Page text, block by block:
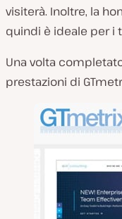
visiterà. Inoltre, la
quindi è ideale per i
Una volta
prestazioni di